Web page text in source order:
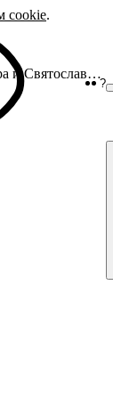
?
Бюсты Владимира и Святослава Лугининых
cookie.